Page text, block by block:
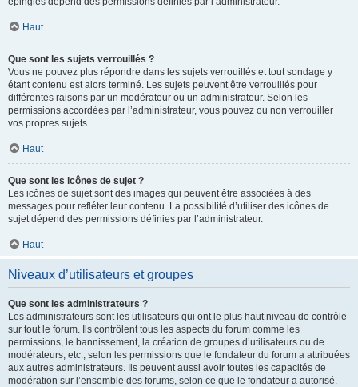
Haut
Que sont les sujets verrouillés ?
Vous ne pouvez plus répondre dans les sujets verrouillés et tout sondage y
étant contenu est alors terminé. Les sujets peuvent être verrouillés pour
différentes raisons par un modérateur ou un administrateur. Selon les
permissions accordées par l’administrateur, vous pouvez ou non verrouiller
vos propres sujets.
Haut
Que sont les icônes de sujet ?
Les icônes de sujet sont des images qui peuvent être associées à des
messages pour refléter leur contenu. La possibilité d’utiliser des icônes de
sujet dépend des permissions définies par l’administrateur.
Haut
Niveaux d’utilisateurs et groupes
Que sont les administrateurs ?
Les administrateurs sont les utilisateurs qui ont le plus haut niveau de contrôle
sur tout le forum. Ils contrôlent tous les aspects du forum comme les
permissions, le bannissement, la création de groupes d’utilisateurs ou de
modérateurs, etc., selon les permissions que le fondateur du forum a attribuées
aux autres administrateurs. Ils peuvent aussi avoir toutes les capacités de
modération sur l’ensemble des forums, selon ce que le fondateur a autorisé.